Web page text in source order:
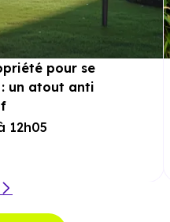
pour se
un atout anti
12h05